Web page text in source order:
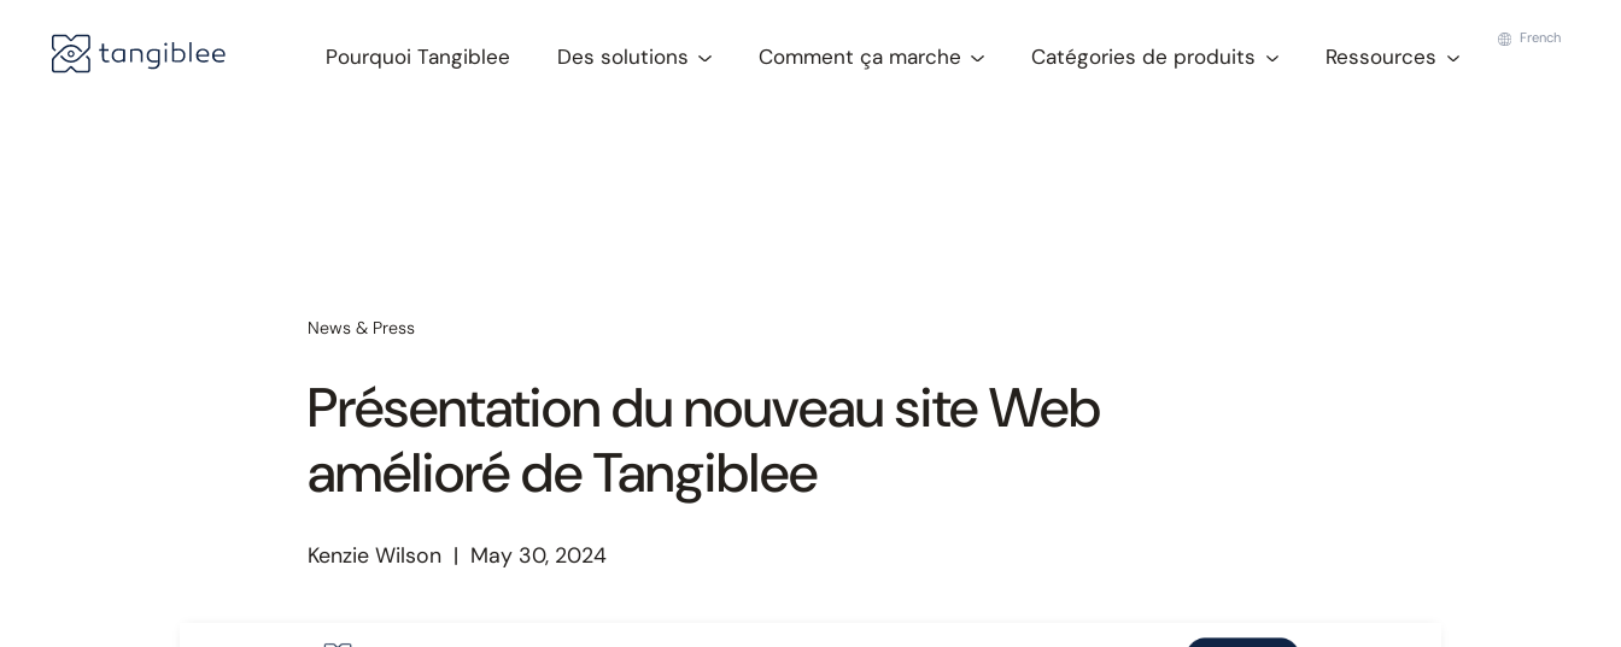
Pourquoi Tangiblee Des solutions Comment ça marche Catégories de produits Ressources
French
News & Press
Présentation du nouveau site Web
amélioré de Tangiblee
Kenzie Wilson | May 30, 2024